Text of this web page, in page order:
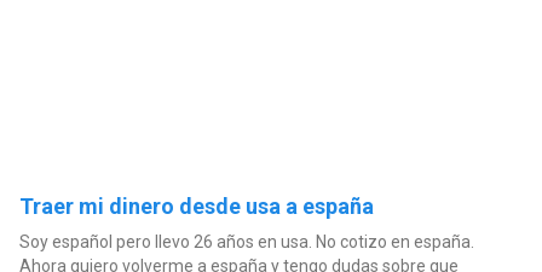
Traer mi dinero desde usa a españa
Soy español pero llevo 26 años en usa. No cotizo en españa.
Ahora quiero volverme a españa y tengo dudas sobre que